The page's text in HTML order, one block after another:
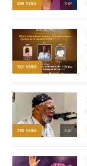
598 VUES © DR
721 VUES © DR
740 VUES © DR